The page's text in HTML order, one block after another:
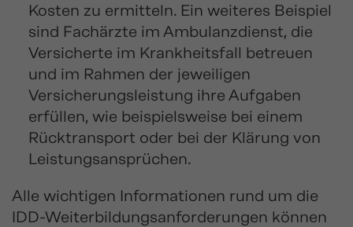
Kosten zu ermitteln. Ein weiteres Beispiel
sind Fachärzte im Ambulanzdienst, die
Versicherte im Krankheitsfall betreuen
und im Rahmen der jeweiligen
Versicherungsleistung ihre Aufgaben
erfüllen, wie beispielsweise bei einem
Rücktransport oder bei der Klärung von
Leistungsansprüchen.
Alle wichtigen Informationen rund um die
IDD-Weiterbildungsanforderungen können